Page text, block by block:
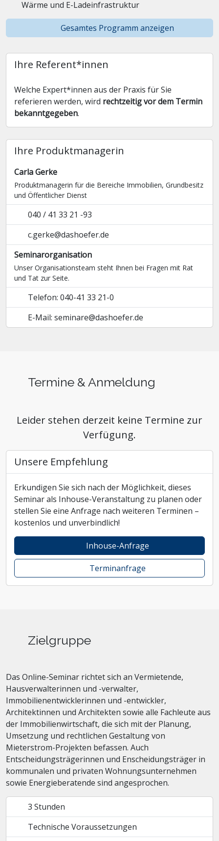
Wärme und E-Ladeinfrastruktur
Gesamtes Programm anzeigen
Ihre Referent*innen
Welche Expert*innen aus der Praxis für Sie
referieren werden, wird rechtzeitig vor dem Termin
bekanntgegeben.
Ihre Produktmanagerin
Carla Gerke
Produktmanagerin für die Bereiche Immobilien, Grundbesitz
und Öffentlicher Dienst
040 / 41 33 21 -93
c.gerke@dashoefer.de
Seminarorganisation
Unser Organisationsteam steht Ihnen bei Fragen mit Rat
und Tat zur Seite.
Telefon: 040-41 33 21-0
E-Mail: seminare@dashoefer.de
Termine & Anmeldung
Leider stehen derzeit keine Termine zur
Verfügung.
Unsere Empfehlung
Erkundigen Sie sich nach der Möglichkeit, dieses
Seminar als Inhouse-Veranstaltung zu planen oder
stellen Sie eine Anfrage nach weiteren Terminen –
kostenlos und unverbindlich!
Inhouse-Anfrage
Terminanfrage
Zielgruppe
Das Online-Seminar richtet sich an Vermietende,
Hausverwalterinnen und -verwalter,
Immobilienentwicklerinnen und -entwickler,
Architektinnen und Architekten sowie alle Fachleute aus
der Immobilienwirtschaft, die sich mit der Planung,
Umsetzung und rechtlichen Gestaltung von
Mieterstrom-Projekten befassen. Auch
Entscheidungsträgerinnen und Enscheidungsträger in
kommunalen und privaten Wohnungsunternehmen
sowie Energieberatende sind angesprochen.
3 Stunden
Technische Voraussetzungen